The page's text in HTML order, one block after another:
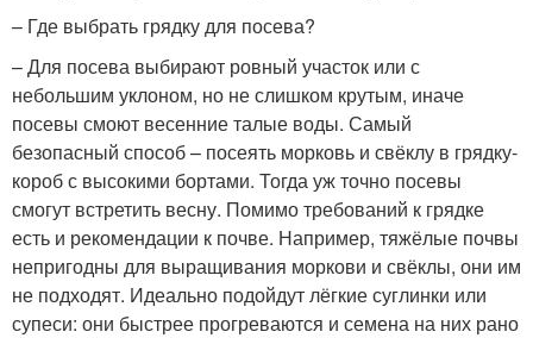
– Где выбрать грядку для посева?
– Для посева выбирают ровный участок или с
небольшим уклоном, но не слишком крутым, иначе
посевы смоют весенние талые воды. Самый
безопасный способ – посеять морковь и свёклу в грядку-
короб с высокими бортами. Тогда уж точно посевы
смогут встретить весну. Помимо требований к грядке
есть и рекомендации к почве. Например, тяжёлые почвы
непригодны для выращивания моркови и свёклы, они им
не подходят. Идеально подойдут лёгкие суглинки или
супеси: они быстрее прогреваются и семена на них рано